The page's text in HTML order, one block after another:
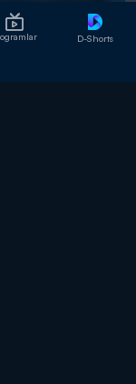
D-Shorts